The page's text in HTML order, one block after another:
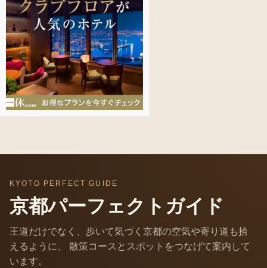
KYOTO PERFECT GUIDE
京都パーフェクトガイド
王道だけでなく、歩いて気づく京都の空気や寄り道も拾
えるように、 散策コースとスポットをつなげて案内して
います。